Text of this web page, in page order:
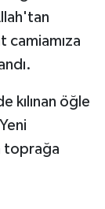
camiamıza
kılınan öğle
toprağa